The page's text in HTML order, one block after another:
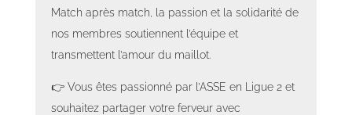
Match après match, la passion et la solidarité de
nos membres soutiennent l’équipe et
transmettent l’amour du maillot.
👉 Vous êtes passionné par l’ASSE en Ligue 2 et
souhaitez partager votre ferveur avec